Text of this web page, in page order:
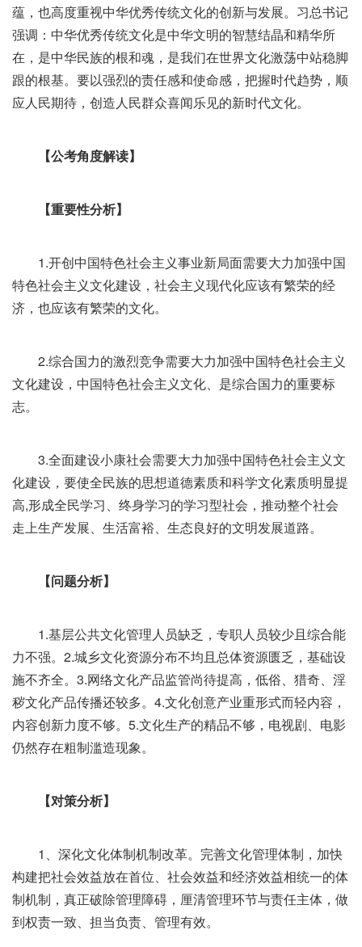
蕴，也高度重视中华优秀传统文化的创新与发展。习总书记
强调：中华优秀传统文化是中华文明的智慧结晶和精华所
在，是中华民族的根和魂，是我们在世界文化激荡中站稳脚
跟的根基。要以强烈的责任感和使命感，把握时代趋势，顺
应人民期待，创造人民群众喜闻乐见的新时代文化。
【公考角度解读】
【重要性分析】
1.开创中国特色社会主义事业新局面需要大力加强中国
特色社会主义文化建设，社会主义现代化应该有繁荣的经
济，也应该有繁荣的文化。
2.综合国力的激烈竞争需要大力加强中国特色社会主义
文化建设，中国特色社会主义文化、是综合国力的重要标
志。
3.全面建设小康社会需要大力加强中国特色社会主义文
化建设，要使全民族的思想道德素质和科学文化素质明显提
高,形成全民学习、终身学习的学习型社会，推动整个社会
走上生产发展、生活富裕、生态良好的文明发展道路。
【问题分析】
1.基层公共文化管理人员缺乏，专职人员较少且综合能
力不强。2.城乡文化资源分布不均且总体资源匮乏，基础设
施不齐全。3.网络文化产品监管尚待提高，低俗、猎奇、淫
秽文化产品传播还较多。4.文化创意产业重形式而轻内容，
内容创新力度不够。5.文化生产的精品不够，电视剧、电影
仍然存在粗制滥造现象。
【对策分析】
1、深化文化体制机制改革。完善文化管理体制，加快
构建把社会效益放在首位、社会效益和经济效益相统一的体
制机制，真正破除管理障碍，厘清管理环节与责任主体，做
到权责一致、担当负责、管理有效。